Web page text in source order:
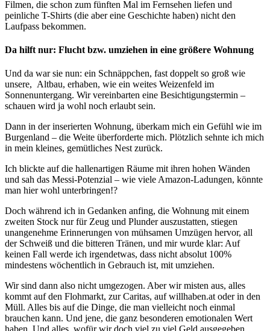
Filmen, die schon zum fünften Mal im Fernsehen liefen und
peinliche T-Shirts (die aber eine Geschichte haben) nicht den
Laufpass bekommen.
Da hilft nur: Flucht bzw. umziehen in eine größere Wohnung
Und da war sie nun: ein Schnäppchen, fast doppelt so groß wie
unsere, Altbau, erhaben, wie ein weites Weizenfeld im
Sonnenuntergang. Wir vereinbarten eine Besichtigungstermin –
schauen wird ja wohl noch erlaubt sein.
Dann in der inserierten Wohnung, überkam mich ein Gefühl wie im
Burgenland – die Weite überforderte mich. Plötzlich sehnte ich mich
in mein kleines, gemütliches Nest zurück.
Ich blickte auf die hallenartigen Räume mit ihren hohen Wänden
und sah das Messi-Potenzial – wie viele Amazon-Ladungen, könnte
man hier wohl unterbringen!?
Doch während ich in Gedanken anfing, die Wohnung mit einem
zweiten Stock nur für Zeug und Plunder auszustatten, stiegen
unangenehme Erinnerungen von mühsamen Umzügen hervor, all
der Schweiß und die bitteren Tränen, und mir wurde klar: Auf
keinen Fall werde ich irgendetwas, dass nicht absolut 100%
mindestens wöchentlich in Gebrauch ist, mit umziehen.
Wir sind dann also nicht umgezogen. Aber wir misten aus, alles
kommt auf den Flohmarkt, zur Caritas, auf willhaben.at oder in den
Müll. Alles bis auf die Dinge, die man vielleicht noch einmal
brauchen kann. Und jene, die ganz besonderen emotionalen Wert